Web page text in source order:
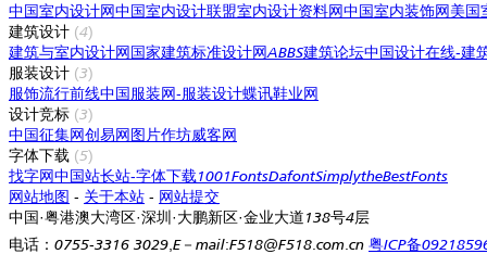
中国室内设计网中国室内设计联盟室内设计资料网中国室内装饰网美国
建筑设计 (4)
建筑与室内设计网国家建筑标准设计网ABBS建筑论坛中国设计在线-建
服装设计 (3)
服饰流行前线中国服装网-服装设计蝶讯鞋业网
设计竞标 (3)
中国征集网创易网图片作坊威客网
字体下载 (5)
找字网中国站长站-字体下载1001FontsDafontSimplytheBestFonts
网站地图 - 关于本站 - 网站提交
中国·粤港澳大湾区·深圳·大鹏新区·金业大道138号4层
电话：0755-3316 3029,E－mail:F518@F518.com.cn 粤ICP备